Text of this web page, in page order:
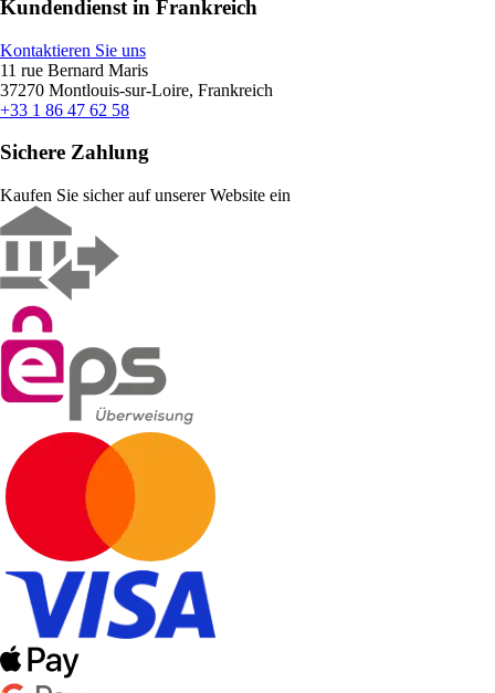
Kundendienst in Frankreich
Kontaktieren Sie uns
11 rue Bernard Maris
37270 Montlouis-sur-Loire, Frankreich
+33 1 86 47 62 58
Sichere Zahlung
Kaufen Sie sicher auf unserer Website ein